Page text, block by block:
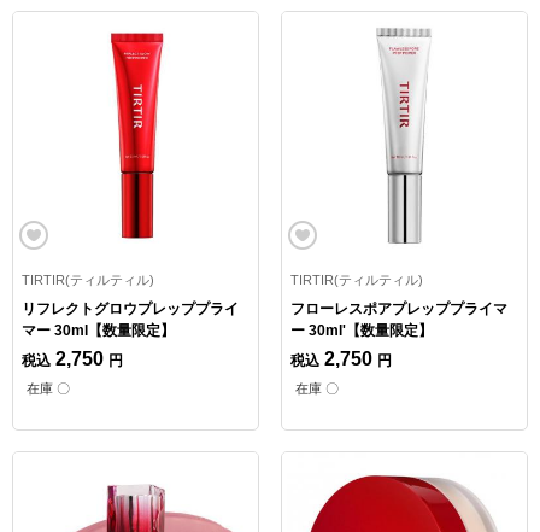
TIRTIR(ティルティル)
リフレクトグロウプレッププライ
マー 30ml【数量限定】
税込 2,750 円
在庫 〇
TIRTIR(ティルティル)
フローレスポアプレッププライマ
ー 30ml'【数量限定】
税込 2,750 円
在庫 〇